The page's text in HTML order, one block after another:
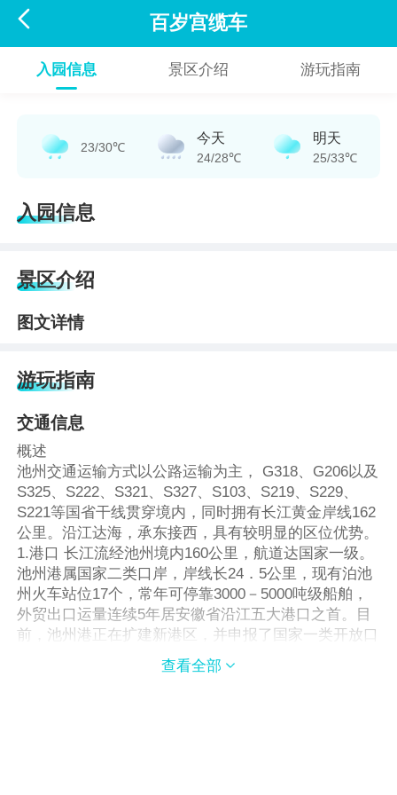
 百岁宫缆车
入园信息 景区介绍 游玩指南
23/30℃
今天
24/28℃
明天
25/33℃
入园信息
景区介绍
图文详情
游玩指南
交通信息
概述
池州交通运输方式以公路运输为主， G318、G206以及
S325、S222、S321、S327、S103、S219、S229、
S221等国省干线贯穿境内，同时拥有长江黄金岸线162
公里。沿江达海，承东接西，具有较明显的区位优势。
1.港口 长江流经池州境内160公里，航道达国家一级。
池州港属国家二类口岸，岸线长24．5公里，现有泊池
州火车站位17个，常年可停靠3000－5000吨级船舶，
外贸出口运量连续5年居安徽省沿江五大港口之首。目
前，池州港正在扩建新港区，并申报了国家一类开放口
岸。 2.公路 国道318线、206线、沿江高速公路和合
（肥）九（华山）黄（山）高速公路、大景高速公路均
查看全部 